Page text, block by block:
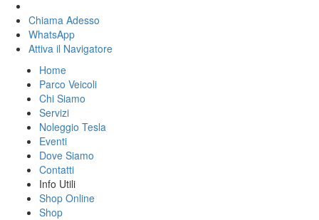
Chiama Adesso
WhatsApp
Attiva il Navigatore
Home
Parco Veicoli
Chi Siamo
Servizi
Noleggio Tesla
Eventi
Dove Siamo
Contatti
Info Utili
Shop Online
Shop